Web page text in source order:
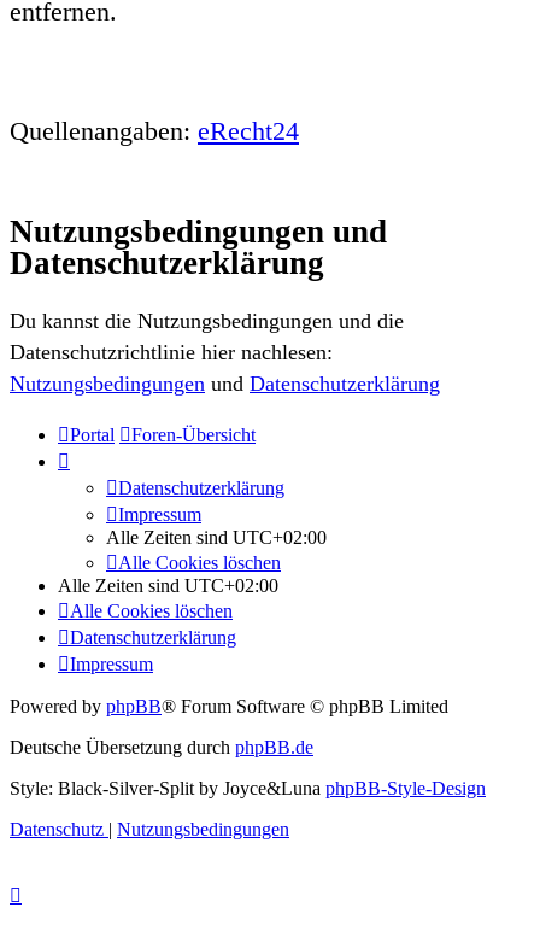
entfernen.
Quellenangaben: eRecht24
Nutzungsbedingungen und
Datenschutzerklärung
Du kannst die Nutzungsbedingungen und die
Datenschutzrichtlinie hier nachlesen:
Nutzungsbedingungen und Datenschutzerklärung
Portal Foren-Übersicht
Datenschutzerklärung
Impressum
Alle Zeiten sind UTC+02:00
Alle Cookies löschen
Alle Zeiten sind UTC+02:00
Alle Cookies löschen
Datenschutzerklärung
Impressum
Powered by phpBB® Forum Software © phpBB Limited
Deutsche Übersetzung durch phpBB.de
Style: Black-Silver-Split by Joyce&Luna phpBB-Style-Design
Datenschutz | Nutzungsbedingungen